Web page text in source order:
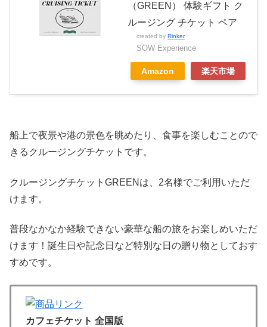
（GREEN） 体験ギフト ク
ルージング チケット ペア
created by Rinker
SOW Experience
Amazon 楽天市場
船上で夜景や港の景色を眺めたり、食事を楽しむことので
きるクルージングチケットです。
クルージングチケットGREENは、2名様でご利用いただ
けます。
普段なかなか経験できない豪華な船の旅をお楽しめいただ
けます！誕生日や記念日など特別な日の贈り物としておす
すめです。
カフェチケット 全国版